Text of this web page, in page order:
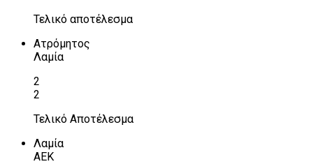
Τελικό αποτέλεσμα
Ατρόμητος
Λαμία
2
2
Τελικό Αποτέλεσμα
Λαμία
ΑΕΚ